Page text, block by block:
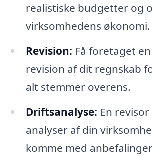
realistiske budgetter og
virksomhedens økonomi.
Revision: Få foretaget
revision af dit regnskab
alt stemmer overens.
Driftsanalyse: En
analyser af din
komme med